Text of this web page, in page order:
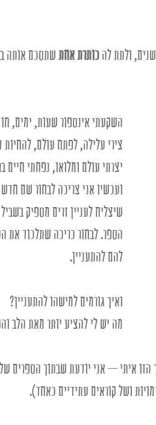
ולתת לה כותרת אחת שתסכם אותה
השקעתי אינספור שעות, ימים,
צירי עלילה, לפתח עולם, להחיות
יצרתי עולם ומלואו, נפחתי חיים
ועכשיו אני צריכה לבחור שם
שיצליח לעניין זרים מספיק
הספר. לבחור כריכה שתלכוד את
להם להתעניין.
ואיך גורמים למישהו להתעניין?
מה יש לי להציע יותר מאת הלב
איתי – אני יודעת שבתוך הספרים
ושל קוראים עתידיים כאחד).